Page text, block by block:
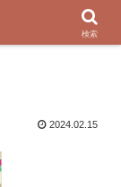
2024.02.15
検索